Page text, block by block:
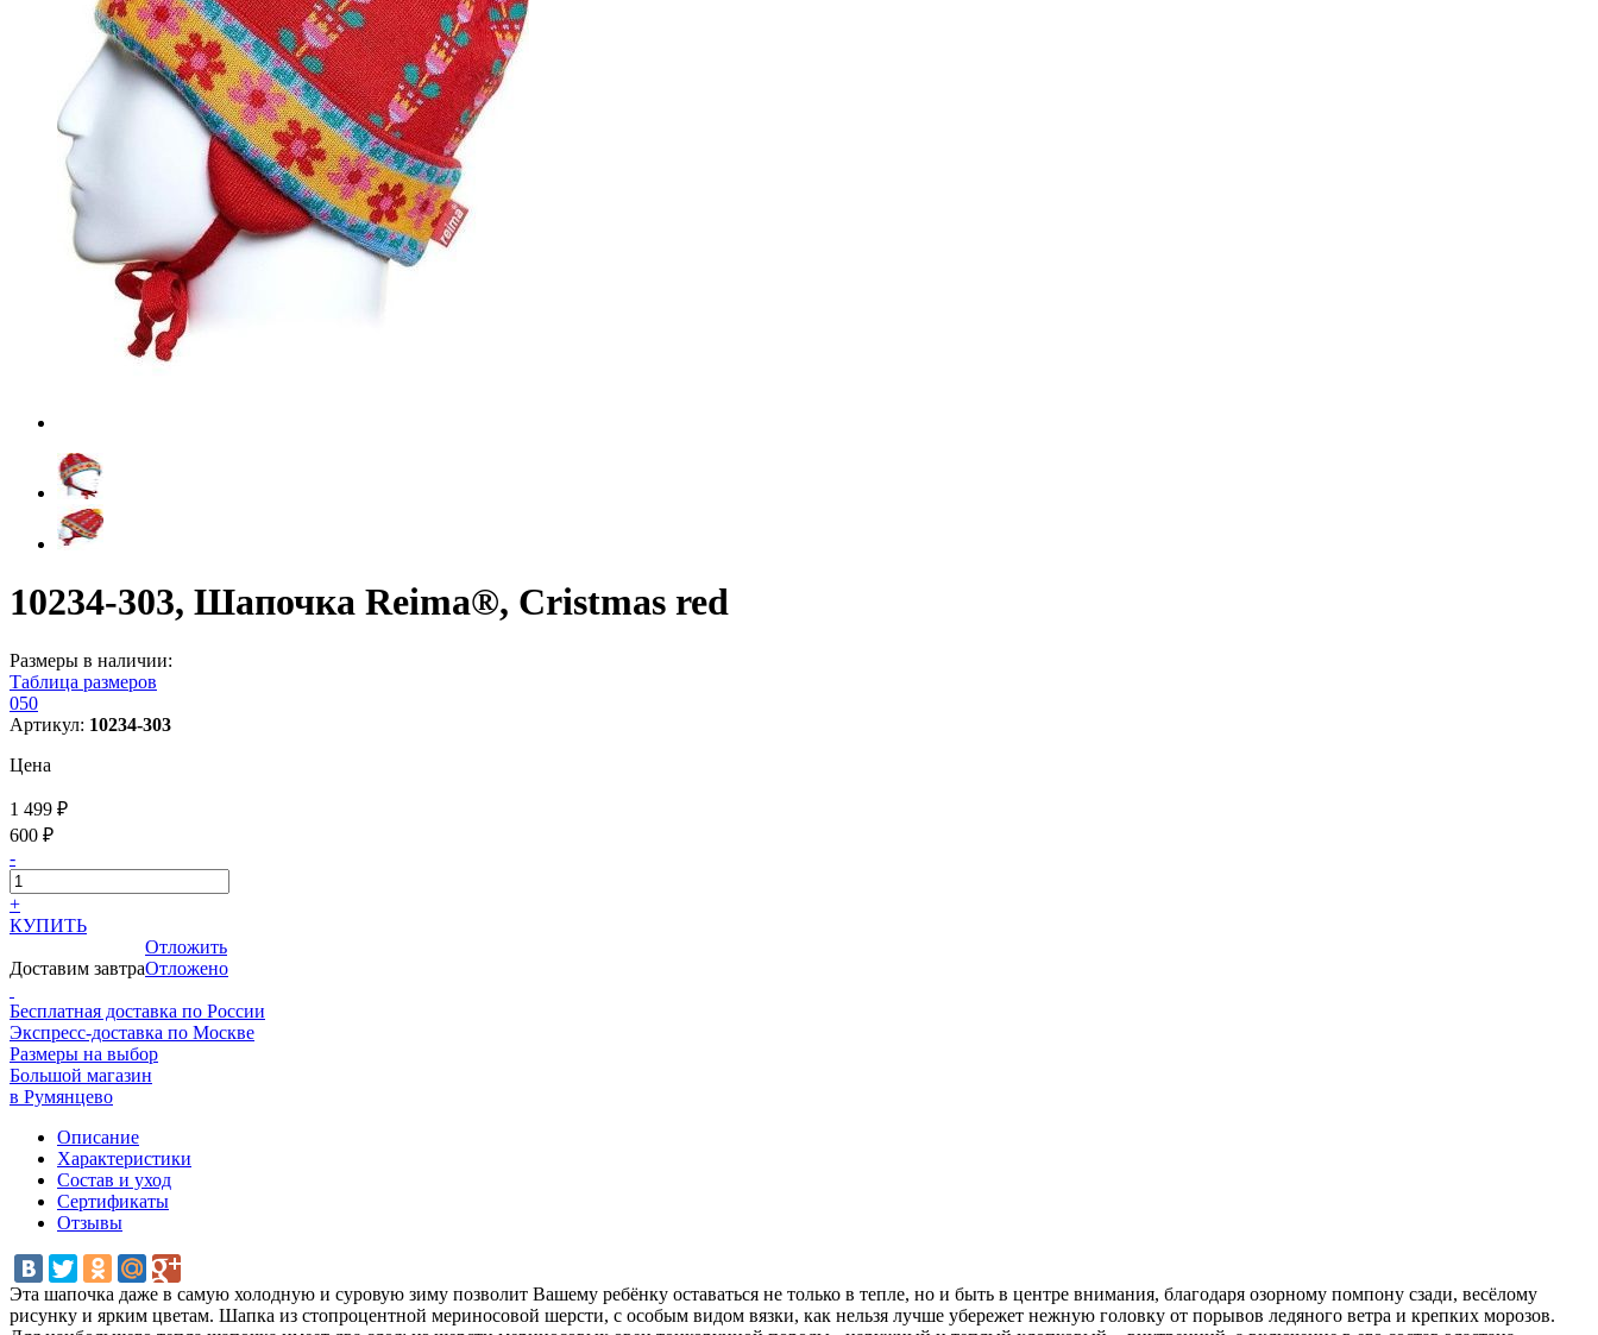
10234-303, Шапочка Reima®, Cristmas red
Размеры в наличии:
Таблица размеров
050
Артикул: 10234-303
Цена
1 499 ₽
600 ₽
-
+
КУПИТЬ
Доставим завтра
Отложить
Отложено
Бесплатная доставка по России
Экспресс-доставка по Москве
Размеры на выбор
Большой магазин
в Румянцево
Описание
Характеристики
Состав и уход
Сертификаты
Отзывы
Эта шапочка даже в самую холодную и суровую зиму позволит Вашему ребёнку оставаться не только в тепле, но и быть в центре внимания, благодаря озорному помпону сзади, весёлому
рисунку и ярким цветам. Шапка из стопроцентной мериносовой шерсти, с особым видом вязки, как нельзя лучше убережет нежную головку от порывов ледяного ветра и крепких морозов.